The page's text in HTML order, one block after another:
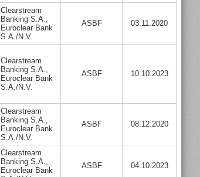
Clearstream
Banking S.A.,
Euroclear Bank
S.A./N.V.
ASBF 03.11.2020
Clearstream
Banking S.A.,
Euroclear Bank
S.A./N.V.
ASBF 10.10.2023
Clearstream
Banking S.A.,
Euroclear Bank
S.A./N.V.
ASBF 08.12.2020
Clearstream
Banking S.A.,
Euroclear Bank
ASBF 04.10.2023